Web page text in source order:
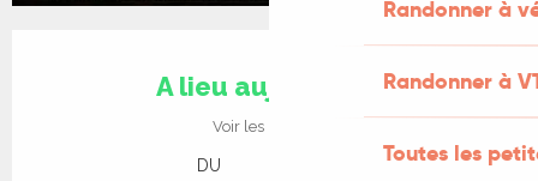
Randonner à
Randonner à
Toutes les
Ouverture et coordonnées
A lieu aujourd'hui
Voir les horaires
DU